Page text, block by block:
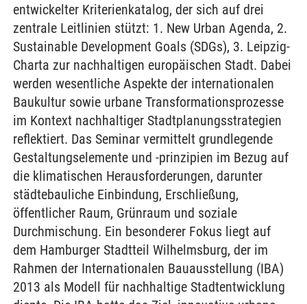
entwickelter Kriterienkatalog, der sich auf drei
zentrale Leitlinien stützt: 1. New Urban Agenda, 2.
Sustainable Development Goals (SDGs), 3. Leipzig-
Charta zur nachhaltigen europäischen Stadt. Dabei
werden wesentliche Aspekte der internationalen
Baukultur sowie urbane Transformationsprozesse
im Kontext nachhaltiger Stadtplanungsstrategien
reflektiert. Das Seminar vermittelt grundlegende
Gestaltungselemente und -prinzipien im Bezug auf
die klimatischen Herausforderungen, darunter
städtebauliche Einbindung, Erschließung,
öffentlicher Raum, Grünraum und soziale
Durchmischung. Ein besonderer Fokus liegt auf
dem Hamburger Stadtteil Wilhelmsburg, der im
Rahmen der Internationalen Bauausstellung (IBA)
2013 als Modell für nachhaltige Stadtentwicklung